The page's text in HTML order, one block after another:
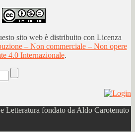
sito web è distribuito con Licenza
– Non commerciale – Non opere
4.0 Internazionale.
Letteratura fondato da Aldo Carotenuto